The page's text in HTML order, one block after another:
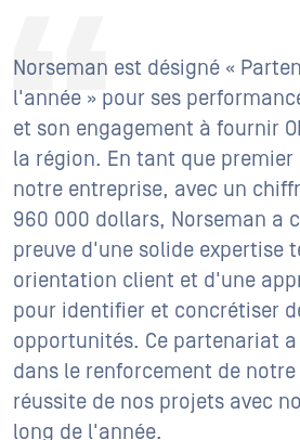
Norseman est désigné «
l'année » pour ses
et son engagement à fournir
la région. En tant que premier
notre entreprise, avec un
960 000 dollars, Norseman a
preuve d'une solide expertise
orientation client et d'une
pour identifier et concrétiser
opportunités. Ce partenariat
dans le renforcement de
réussite de nos projets avec
long de l'année.